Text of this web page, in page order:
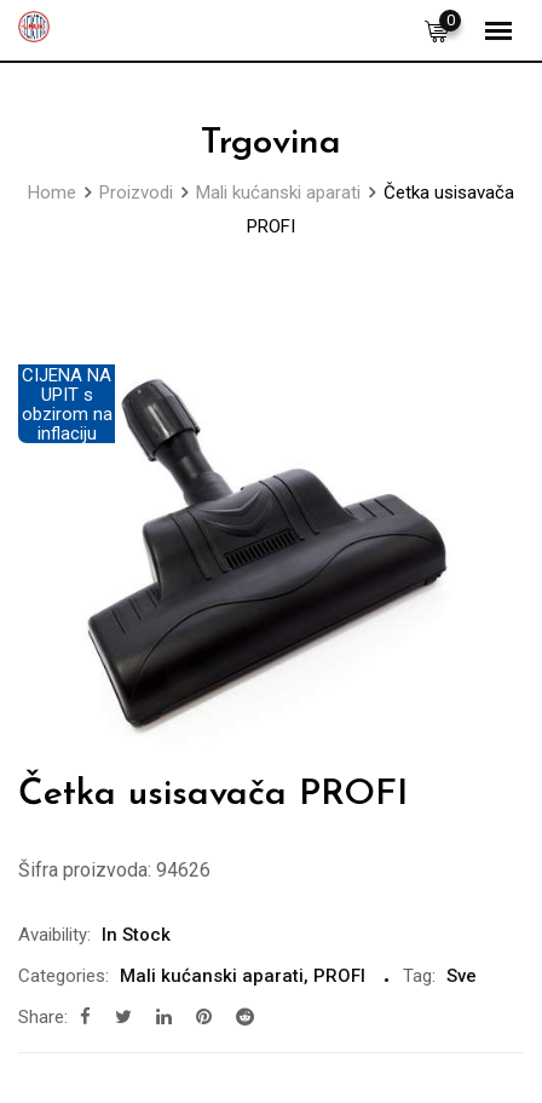
Skip
0
Trgovina
Home Proizvodi Mali kućanski aparati
Četka usisavača
PROFI
CIJENA NA
UPIT s
obzirom na
inflaciju
Četka usisavača PROFI
Šifra proizvoda: 94626
Avaibility:
In Stock
Categories:
Mali kućanski aparati, PROFI Tag: Sve
Share: